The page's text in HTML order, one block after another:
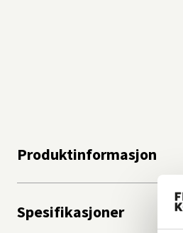
Produktinformasjon
Spesifikasjoner